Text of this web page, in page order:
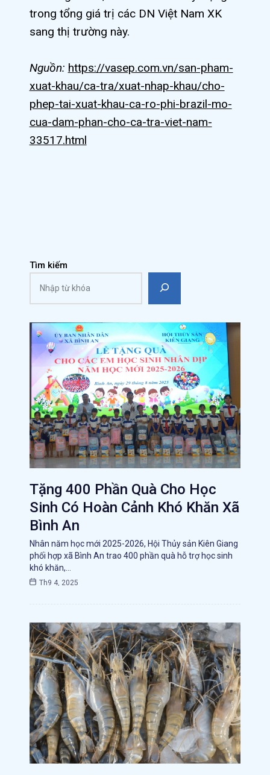
trong tổng giá trị các DN Việt Nam XK
sang thị trường này.
Nguồn: https://vasep.com.vn/san-pham-
xuat-khau/ca-tra/xuat-nhap-khau/cho-
phep-tai-xuat-khau-ca-ro-phi-brazil-mo-
cua-dam-phan-cho-ca-tra-viet-nam-
33517.html
Tìm kiếm
Tặng 400 Phần Quà Cho Học
Sinh Có Hoàn Cảnh Khó Khăn Xã
Bình An
Nhân năm học mới 2025-2026, Hội Thủy sản Kiên Giang
phối hợp xã Bình An trao 400 phần quà hỗ trợ học sinh
khó khăn,…
Th9 4, 2025